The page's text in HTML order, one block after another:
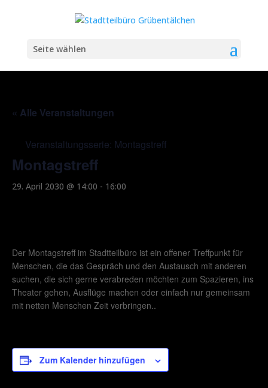
Seite wählen
« Alle Veranstaltungen
Veranstaltungsserie: Montagstreff
Montagstreff
29. April 2030 @ 14:00 - 16:00
Der Montagstreff im Stadtteilbüro ist ein offener Treffpunkt für
Menschen, die das Gespräch und den Austausch mit anderen
suchen, die sich gerne verabreden möchten zum Spazieren, ins
Theater gehen, Ausflüge machen oder einfach nur gemeinsam
mit netten Menschen Zeit verbringen..
Zum Kalender hinzufügen